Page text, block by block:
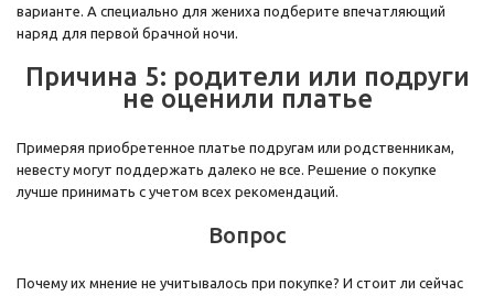
варианте. А специально для жениха подберите впечатляющий
наряд для первой брачной ночи.
Причина 5: родители или подруги
не оценили платье
Примеряя приобретенное платье подругам или родственникам,
невесту могут поддержать далеко не все. Решение о покупке
лучше принимать с учетом всех рекомендаций.
Вопрос
Почему их мнение не учитывалось при покупке? И стоит ли сейчас